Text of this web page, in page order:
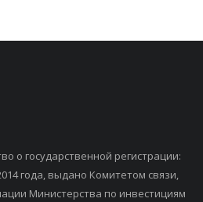
о государственной регистрации:
года, выдано Комитетом связи,
Министерства по инвестициям